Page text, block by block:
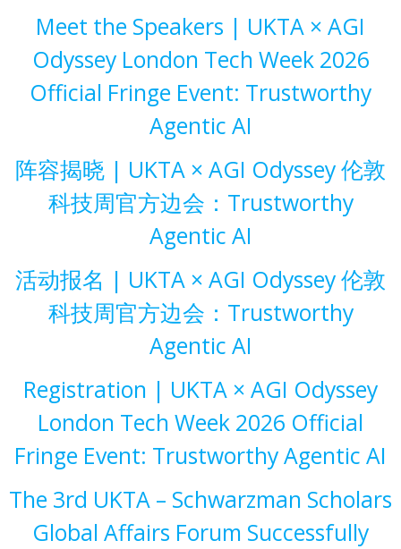
Meet the Speakers | UKTA × AGI
Odyssey London Tech Week 2026
Official Fringe Event: Trustworthy
Agentic AI
阵容揭晓 | UKTA × AGI Odyssey 伦敦
科技周官方边会：Trustworthy
Agentic AI
活动报名 | UKTA × AGI Odyssey 伦敦
科技周官方边会：Trustworthy
Agentic AI
Registration | UKTA × AGI Odyssey
London Tech Week 2026 Official
Fringe Event: Trustworthy Agentic AI
The 3rd UKTA – Schwarzman Scholars
Global Affairs Forum Successfully